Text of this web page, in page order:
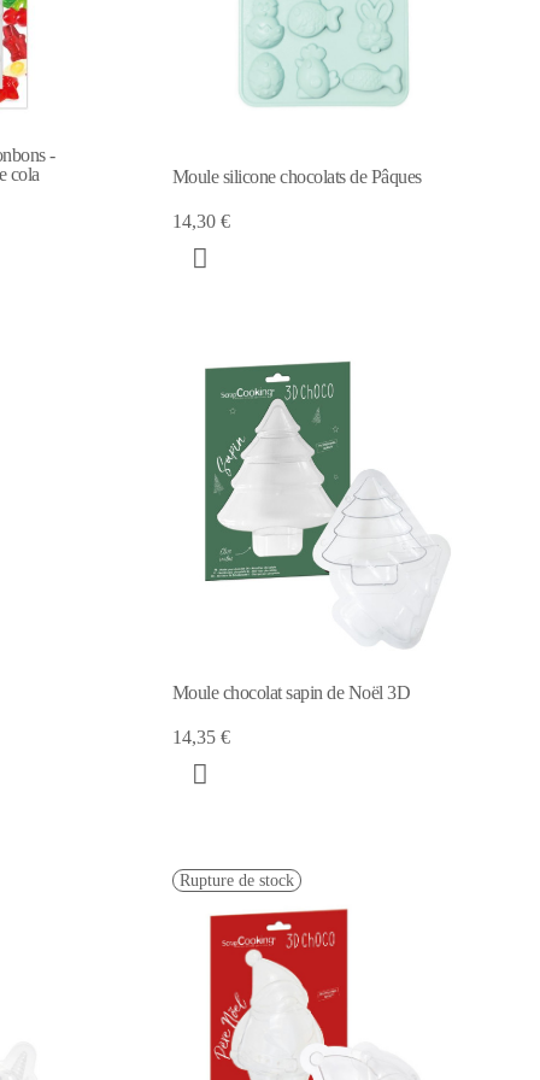
-
cola
Moule silicone chocolats de Pâques
14,30 €
Moule chocolat sapin de Noël 3D
14,35 €
Rupture de stock